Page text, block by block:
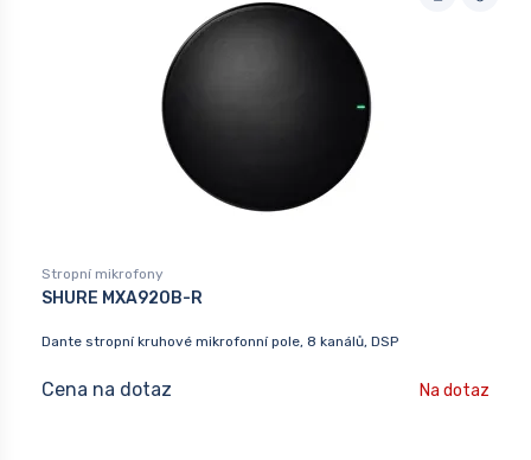
Stropní mikrofony
SHURE MXA920B-R
Dante stropní kruhové mikrofonní pole, 8 kanálů, DSP
Cena na dotaz Na dotaz